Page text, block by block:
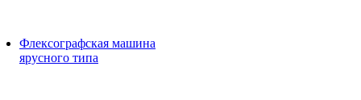
Флексографская машина
ярусного типа